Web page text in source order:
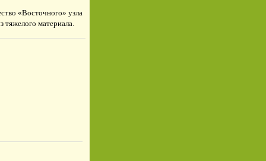
«Восточного» узла
материала.